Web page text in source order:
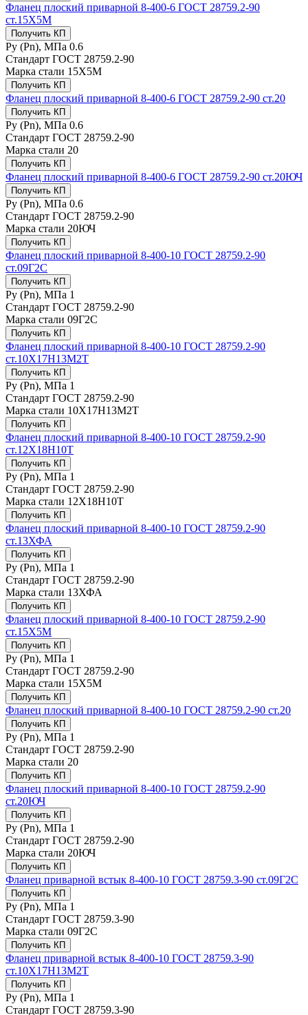
Фланец плоский приварной 8-400-6 ГОСТ 28759.2-90
ст.15Х5М
Получить КП
Ру (Рn), МПа 0.6
Стандарт ГОСТ 28759.2-90
Марка стали 15Х5М
Получить КП
Фланец плоский приварной 8-400-6 ГОСТ 28759.2-90 ст.20
Получить КП
Ру (Рn), МПа 0.6
Стандарт ГОСТ 28759.2-90
Марка стали 20
Получить КП
Фланец плоский приварной 8-400-6 ГОСТ 28759.2-90 ст.20ЮЧ
Получить КП
Ру (Рn), МПа 0.6
Стандарт ГОСТ 28759.2-90
Марка стали 20ЮЧ
Получить КП
Фланец плоский приварной 8-400-10 ГОСТ 28759.2-90
ст.09Г2С
Получить КП
Ру (Рn), МПа 1
Стандарт ГОСТ 28759.2-90
Марка стали 09Г2С
Получить КП
Фланец плоский приварной 8-400-10 ГОСТ 28759.2-90
ст.10Х17Н13М2Т
Получить КП
Ру (Рn), МПа 1
Стандарт ГОСТ 28759.2-90
Марка стали 10Х17Н13М2Т
Получить КП
Фланец плоский приварной 8-400-10 ГОСТ 28759.2-90
ст.12Х18Н10Т
Получить КП
Ру (Рn), МПа 1
Стандарт ГОСТ 28759.2-90
Марка стали 12Х18Н10Т
Получить КП
Фланец плоский приварной 8-400-10 ГОСТ 28759.2-90
ст.13ХФА
Получить КП
Ру (Рn), МПа 1
Стандарт ГОСТ 28759.2-90
Марка стали 13ХФА
Получить КП
Фланец плоский приварной 8-400-10 ГОСТ 28759.2-90
ст.15Х5М
Получить КП
Ру (Рn), МПа 1
Стандарт ГОСТ 28759.2-90
Марка стали 15Х5М
Получить КП
Фланец плоский приварной 8-400-10 ГОСТ 28759.2-90 ст.20
Получить КП
Ру (Рn), МПа 1
Стандарт ГОСТ 28759.2-90
Марка стали 20
Получить КП
Фланец плоский приварной 8-400-10 ГОСТ 28759.2-90
ст.20ЮЧ
Получить КП
Ру (Рn), МПа 1
Стандарт ГОСТ 28759.2-90
Марка стали 20ЮЧ
Получить КП
Фланец приварной встык 8-400-10 ГОСТ 28759.3-90 ст.09Г2С
Получить КП
Ру (Рn), МПа 1
Стандарт ГОСТ 28759.3-90
Марка стали 09Г2С
Получить КП
Фланец приварной встык 8-400-10 ГОСТ 28759.3-90
ст.10Х17Н13М2Т
Получить КП
Ру (Рn), МПа 1
Стандарт ГОСТ 28759.3-90